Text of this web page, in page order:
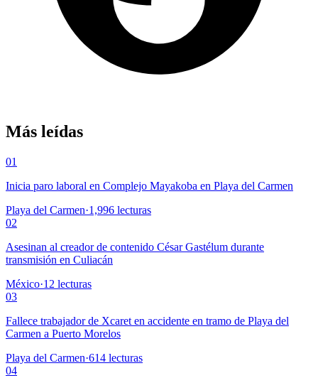
Más leídas
01
Inicia paro laboral en Complejo Mayakoba en Playa del Carmen
Playa del Carmen·1,996 lecturas
02
Asesinan al creador de contenido César Gastélum durante
transmisión en Culiacán
México·12 lecturas
03
Fallece trabajador de Xcaret en accidente en tramo de Playa del
Carmen a Puerto Morelos
Playa del Carmen·614 lecturas
04